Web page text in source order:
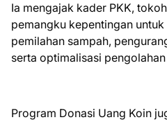
Ia mengajak kader PKK,
pemangku kepentingan
pemilahan sampah,
serta optimalisasi
Program Donasi Uang Koin